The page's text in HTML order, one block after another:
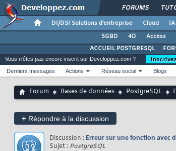
FORUMS
DI/DSI Solutions d'entreprise Cloud IA
SGBD
4D Access
ACCUEIL POSTGRESQL
Vous n'êtes pas encore inscrit sur Developpez.com ?
Derniers messages
Actions Réseau social Blogs
Forum Bases de données PostgreSQL
+ Répondre à la discussion
Discussion : Erreur sur une fonction avec
Sujet : PostgreSQL